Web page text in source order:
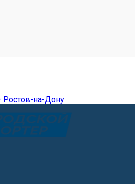
Ростов-на-Дону